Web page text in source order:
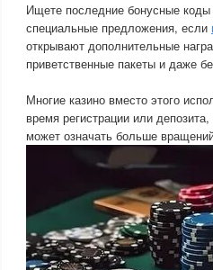
Ищете последние бонусные
специальные предложения, если
открывают дополнительные
приветственные пакеты и даже
Многие казино вместо этого
время регистрации или
может означать больше